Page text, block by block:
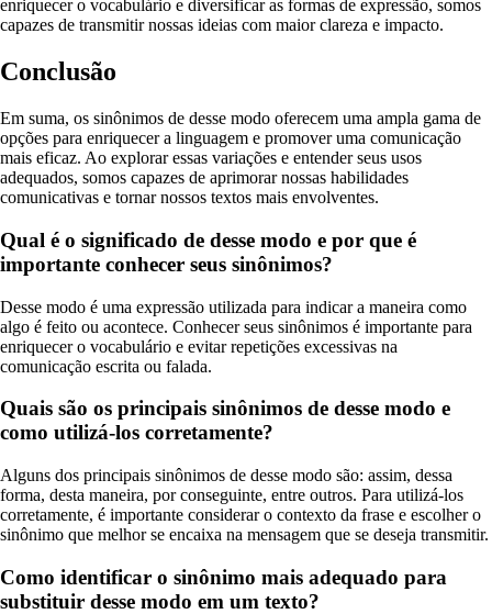
enriquecer o vocabulário e diversificar as formas de expressão, somos
capazes de transmitir nossas ideias com maior clareza e impacto.
Conclusão
Em suma, os sinônimos de desse modo oferecem uma ampla gama de
opções para enriquecer a linguagem e promover uma comunicação
mais eficaz. Ao explorar essas variações e entender seus usos
adequados, somos capazes de aprimorar nossas habilidades
comunicativas e tornar nossos textos mais envolventes.
Qual é o significado de desse modo e por que é
importante conhecer seus sinônimos?
Desse modo é uma expressão utilizada para indicar a maneira como
algo é feito ou acontece. Conhecer seus sinônimos é importante para
enriquecer o vocabulário e evitar repetições excessivas na
comunicação escrita ou falada.
Quais são os principais sinônimos de desse modo e
como utilizá-los corretamente?
Alguns dos principais sinônimos de desse modo são: assim, dessa
forma, desta maneira, por conseguinte, entre outros. Para utilizá-los
corretamente, é importante considerar o contexto da frase e escolher o
sinônimo que melhor se encaixa na mensagem que se deseja transmitir.
Como identificar o sinônimo mais adequado para
substituir desse modo em um texto?